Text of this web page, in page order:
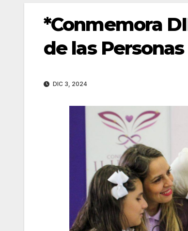
*Conmemora
de las
DIC 3, 2024